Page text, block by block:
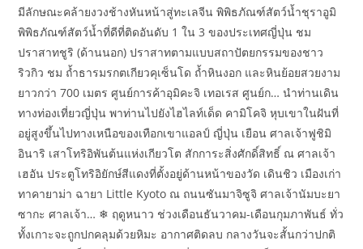
มีลักษณะคล้ายงวงช้างหันหน้าสู่ทะเลจีน พิพิธภัณฑ์สัตว์น้ำชุราอูมิ
พิพิธภัณฑ์สัตว์น้ำที่ดีที่ติดอันดับ 1 ใน 3 ของประเทศญี่ปุ่น ชม
ปราสาทชูริ (ด้านนอก) ปราสาทตามแบบสถาปัตยกรรมของชาว
ริวกิว ชม ถ้ำธารมรกตเกียวคุเซ็นโด ถ้ำหินงอก และหินย้อยสวยงาม
ยาวกว่า 700 เมตร ศูนย์การค้าอุมิคะจิ เทอเรส ศูนย์ก… นำท่านเดิน
ทางท่องเที่ยวญี่ปุ่น พาท่านไปยังไฮไลท์เด็ด คามิโคจิ หุบเขาในฝันที่
อยู่สูงขึ้นไปทางเหนือของเทือกเขาแอลป์ ญี่ปุ่น เยือน ศาลเจ้าฟูชิมิ
อินาริ เสาโทริอิพันต้นแห่งเกียวโต สักการะสิ่งศักดิ์สิทธิ์ ณ ศาลเจ้า
เฮอัน ประตูโทริอิยักษ์สีแดงที่ตั้งอยู่ด้านหน้าของวัด เดินชิว เมืองเก่า
ทาคายาม่า ฉายา Little Kyoto ณ ถนนซันมาจิซูจิ ศาลเจ้านัมบะยา
ซากะ ศาลเจ้า… ❄ ฤดูหนาว ช่วงเดือนธันวาคม-เดือนกุมภาพันธ์ ทั่ว
ทั้งเกาะจะถูกปกคลุมด้วยหิมะ อากาศติดลบ กลางวันจะสั้นกว่าปกติ